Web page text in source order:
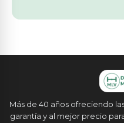
Más de 40 años ofreciendo
garantía y al mejor precio